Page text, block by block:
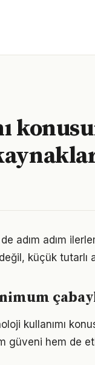
adım adım
küçük tutarlı
kullanımı
güveni hem de